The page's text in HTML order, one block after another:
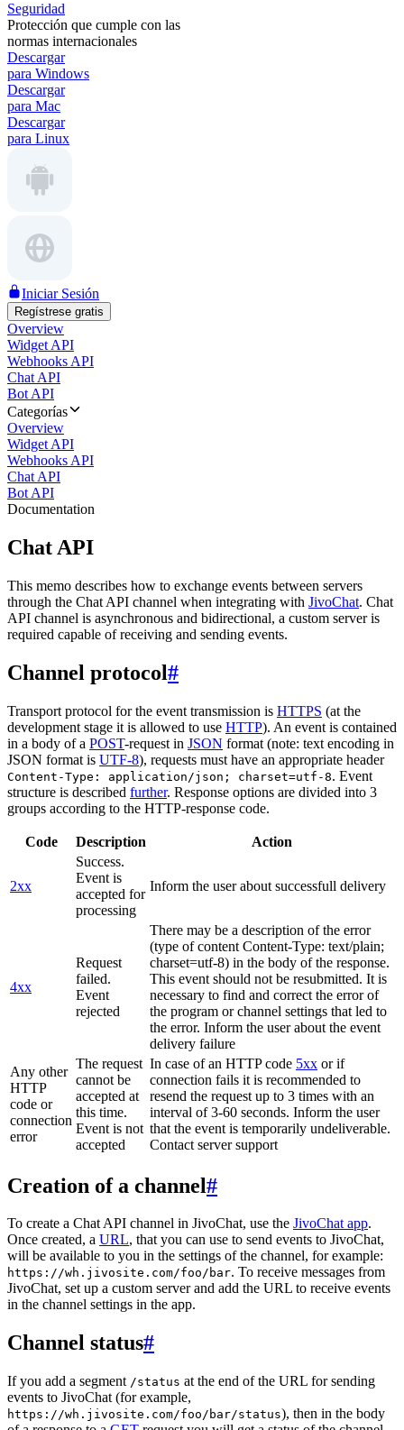
Seguridad
Protección que cumple con las
normas internacionales
Descargar
para Windows
Descargar
para Mac
Descargar
para Linux
Iniciar Sesión
Regístrese gratis
Overview
Widget API
Webhooks API
Chat API
Bot API
Categorías
Overview
Widget API
Webhooks API
Chat API
Bot API
Documentation
Chat API
This memo describes how to exchange events between servers
through the Chat API channel when integrating with JivoChat. Chat
API channel is asynchronous and bidirectional, a custom server is
required capable of receiving and sending events.
Channel protocol#
Transport protocol for the event transmission is HTTPS (at the
development stage it is allowed to use HTTP). An event is contained
in a body of a POST-request in JSON format (note: text encoding in
JSON format is UTF-8), requests must have an appropriate header
Content-Type: application/json; charset=utf-8. Event
structure is described further. Response options are divided into 3
groups according to the HTTP-response code.
Code Description Action
2xx
Success.
Event is
accepted for
processing
Inform the user about successfull delivery
4xx
Request
failed.
Event
rejected
There may be a description of the error
(type of content Content-Type: text/plain;
charset=utf-8) in the body of the response.
This event should not be resubmitted. It is
necessary to find and correct the error of
the program or channel settings that led to
the error. Inform the user about the event
delivery failure
Any other
HTTP
code or
connection
error
The request
cannot be
accepted at
this time.
Event is not
accepted
In case of an HTTP code 5xx or if
connection fails it is recommended to
resend the request up to 3 times with an
interval of 3-60 seconds. Inform the user
that the event is temporarily undeliverable.
Contact server support
Creation of a channel#
To create a Chat API channel in JivoChat, use the JivoChat app.
Once created, a URL, that you can use to send events to JivoChat,
will be available to you in the settings of the channel, for example:
https://wh.jivosite.com/foo/bar. To receive messages from
JivoChat, set up a custom server and add the URL to receive events
in the channel settings in the app.
Channel status#
If you add a segment /status at the end of the URL for sending
events to JivoChat (for example,
https://wh.jivosite.com/foo/bar/status), then in the body